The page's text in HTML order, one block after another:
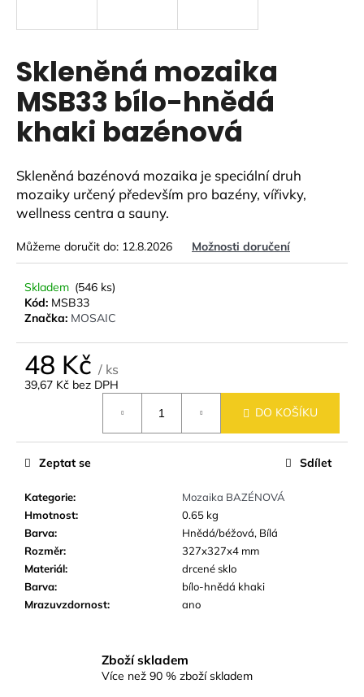
Skleněná mozaika
MSB33 bílo-hnědá
khaki bazénová
Skleněná bazénová mozaika je speciální druh
mozaiky určený především pro bazény, vířivky,
wellness centra a sauny.
Můžeme doručit do: 12.8.2026 Možnosti doručení
Skladem (546 ks)
Kód: MSB33
Značka: MOSAIC
48 Kč / ks
39,67 Kč bez DPH
DO KOŠÍKU
Kategorie:
Mozaika BAZÉNOVÁ
Hmotnost:
0.65 kg
Barva:
Hnědá/béžová, Bílá
Rozměr:
327x327x4 mm
Materiál:
drcené sklo
Barva:
bílo-hnědá khaki
Mrazuvzdornost: ano
Zeptat se Sdílet
Zboží skladem
Více než 90 % zboží skladem
í
t
?
HLEDAT
D
o
p
o
u
č
u
m
e
SKLENĚNÁ
MOZAIKA
MSB36
BÍLO-
MODRO-
ŠEDÁ
BAZÉNOVÁ
48